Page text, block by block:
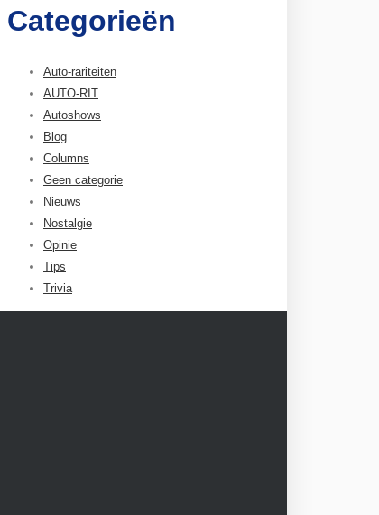
Categorieën
Auto-rariteiten
AUTO-RIT
Autoshows
Blog
Columns
Geen categorie
Nieuws
Nostalgie
Opinie
Tips
Trivia